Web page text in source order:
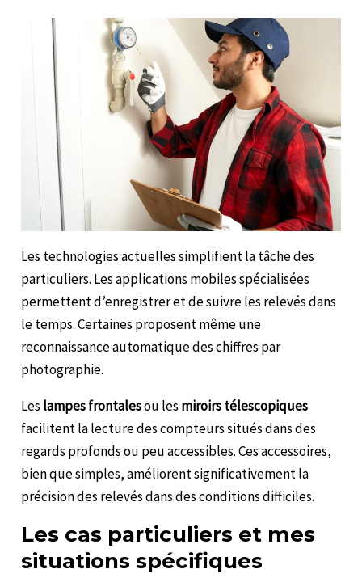
Les technologies actuelles simplifient la tâche des
particuliers. Les applications mobiles spécialisées
permettent d’enregistrer et de suivre les relevés dans
le temps. Certaines proposent même une
reconnaissance automatique des chiffres par
photographie.
Les lampes frontalesou les miroirs télescopiques
facilitent la lecture des compteurs situés dans des
regards profonds ou peu accessibles. Ces accessoires,
bien que simples, améliorent significativement la
précision des relevés dans des conditions difficiles.
Les cas particuliers et mes
situations spécifiques